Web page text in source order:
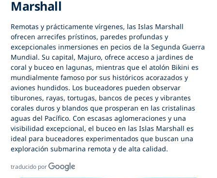
Marshall
Remotas y prácticamente vírgenes, las Islas Marshall
ofrecen arrecifes prístinos, paredes profundas y
excepcionales inmersiones en pecios de la Segunda Guerra
Mundial. Su capital, Majuro, ofrece acceso a jardines de
coral y buceo en lagunas, mientras que el atolón Bikini es
mundialmente famoso por sus históricos acorazados y
aviones hundidos. Los buceadores pueden observar
tiburones, rayas, tortugas, bancos de peces y vibrantes
corales duros y blandos que prosperan en las cristalinas
aguas del Pacífico. Con escasas aglomeraciones y una
visibilidad excepcional,el buceo en las Islas Marshall es
ideal para buceadores experimentados que buscan una
exploración submarina remota y de alta calidad.
traducido por